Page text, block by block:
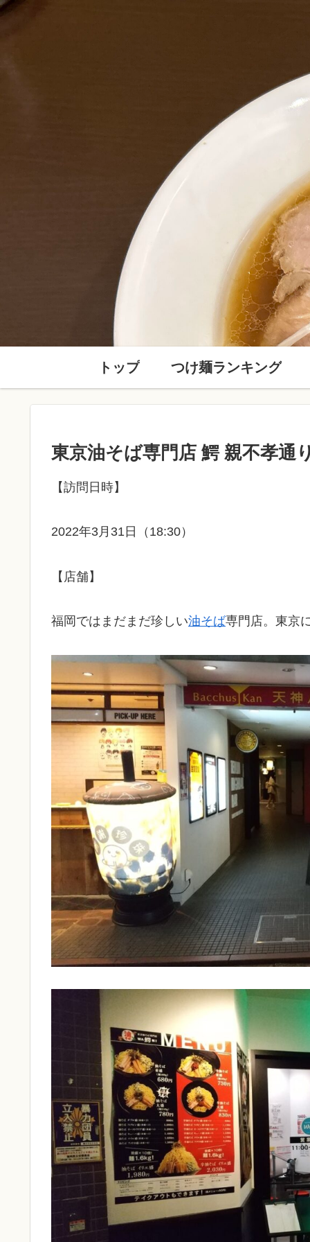
トップ つけ麺ランキング
東京油そば専門店 鰐 親不孝通
【訪問日時】
2022年3月31日（18:30）
【店舗】
福岡ではまだまだ珍しい油そば専門店。東京